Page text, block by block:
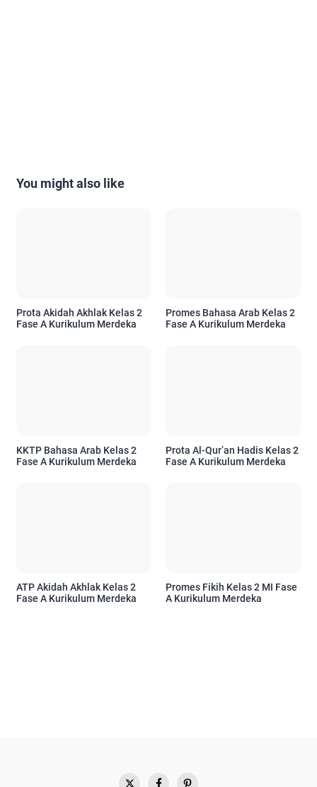
You might also like
Prota Akidah Akhlak Kelas 2
Fase A Kurikulum Merdeka
Promes Bahasa Arab Kelas 2
Fase A Kurikulum Merdeka
KKTP Bahasa Arab Kelas 2
Fase A Kurikulum Merdeka
Prota Al-Qur’an Hadis Kelas 2
Fase A Kurikulum Merdeka
ATP Akidah Akhlak Kelas 2
Fase A Kurikulum Merdeka
Promes Fikih Kelas 2 MI Fase
A Kurikulum Merdeka